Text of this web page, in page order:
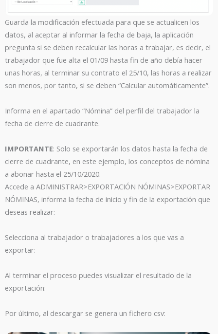
Guarda la modificación efectuada para que se actualicen los
datos, al aceptar al informar la fecha de baja, la aplicación
pregunta si se deben recalcular las horas a trabajar, es decir, el
trabajador que fue alta el 01/09 hasta fin de año debía hacer
unas horas, al terminar su contrato el 25/10, las horas a realizar
son menos, por tanto, si se deben “Calcular automáticamente”.
Informa en el apartado “Nómina” del perfil del trabajador la
fecha de cierre de cuadrante.
IMPORTANTE: Solo se exportarán los datos hasta la fecha de
cierre de cuadrante, en este ejemplo, los conceptos de nómina
a abonar hasta el 25/10/2020.
Accede a ADMINISTRAR>EXPORTACIÓN NÓMINAS>EXPORTAR
NÓMINAS, informa la fecha de inicio y fin de la exportación que
deseas realizar:
Selecciona al trabajador o trabajadores a los que vas a
exportar:
Al terminar el proceso puedes visualizar el resultado de la
exportación:
Por último, al descargar se genera un fichero csv: